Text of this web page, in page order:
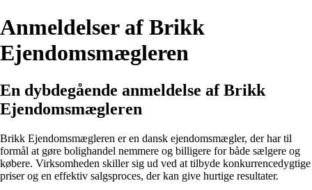
Anmeldelser af Brikk
Ejendomsmægleren
En dybdegående anmeldelse af Brikk
Ejendomsmægleren
Brikk Ejendomsmægleren er en dansk ejendomsmægler, der har til
formål at gøre bolighandel nemmere og billigere for både sælgere og
købere. Virksomheden skiller sig ud ved at tilbyde konkurrencedygtige
priser og en effektiv salgsproces, der kan give hurtige resultater.